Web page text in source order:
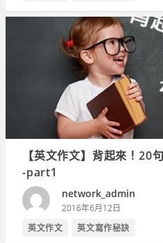
【英文作文】背起來！20
-part1
network_admin
2016年6月12日
英文作文
英文寫作秘訣